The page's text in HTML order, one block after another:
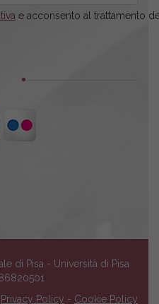
e acconsento al trattamento
di Pisa - Università di Pisa
Privacy Policy - Cookie Policy